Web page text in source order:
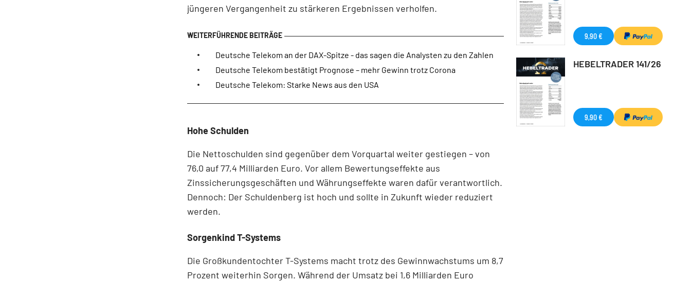
jüngeren Vergangenheit zu stärkeren Ergebnissen verholfen.
Deutsche Telekom an der DAX-Spitze - das sagen die Analysten zu den Zahlen
Deutsche Telekom bestätigt Prognose – mehr Gewinn trotz Corona
Deutsche Telekom: Starke News aus den USA
Hohe Schulden
Die Nettoschulden sind gegenüber dem Vorquartal weiter gestiegen – von
76,0 auf 77,4 Milliarden Euro. Vor allem Bewertungseffekte aus
Zinssicherungsgeschäften und Währungseffekte waren dafür verantwortlich.
Dennoch: Der Schuldenberg ist hoch und sollte in Zukunft wieder reduziert
werden.
Sorgenkind T-Systems
Die Großkundentochter T-Systems macht trotz des Gewinnwachstums um 8,7
Prozent weiterhin Sorgen. Während der Umsatz bei 1,6 Milliarden Euro
9,90 €
HEBELTRADER 141/26
9,90 €